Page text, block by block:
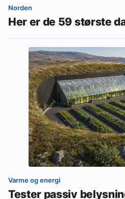
Norden
Her er de 59 største
Varme og energi
Tester passiv